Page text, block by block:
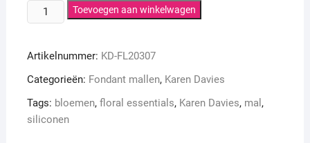
Karen
Davies
Essentials
Mould
Toevoegen aan winkelwagen
Artikelnummer: KD-FL20307
Categorieën: Fondant mallen, Karen Davies
Tags: bloemen, floral essentials, Karen Davies, mal ,
siliconen